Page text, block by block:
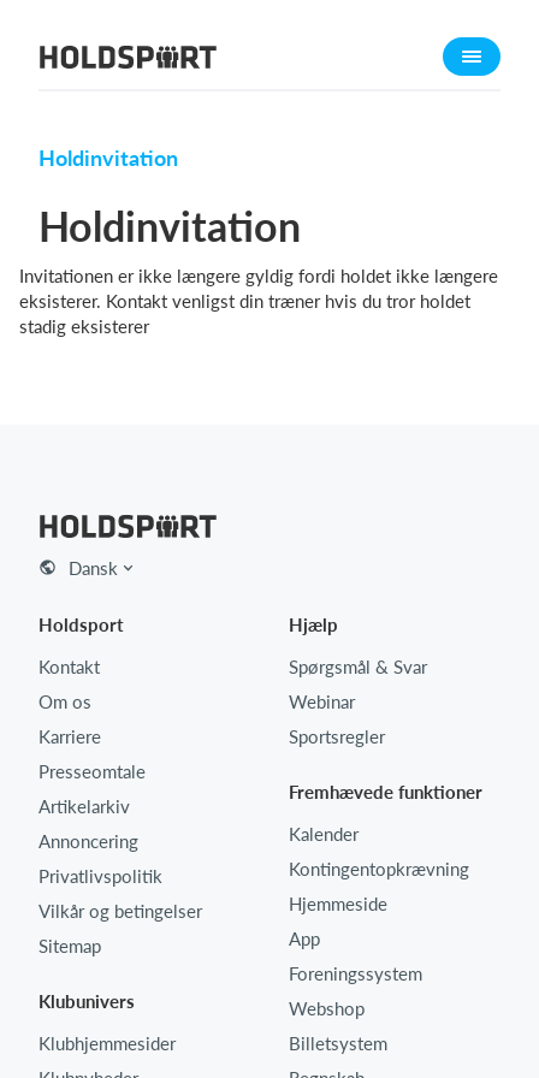
Om Holdsport
Presseomtale
Funktioner
Kalender
Hvad koster det?
Log på
Holdinvitation
Holdinvitation
Invitationen er ikke længere gyldig fordi holdet ikke længere
eksisterer. Kontakt venligst din træner hvis du tror holdet
stadig eksisterer
Dansk
Holdsport
Kontakt
Om os
Karriere
Presseomtale
Artikelarkiv
Annoncering
Privatlivspolitik
Vilkår og betingelser
Sitemap
Klubunivers
Klubhjemmesider
Hjælp
Spørgsmål & Svar
Webinar
Sportsregler
Fremhævede funktioner
Kalender
Kontingentopkrævning
Hjemmeside
App
Foreningssystem
Webshop
Billetsystem